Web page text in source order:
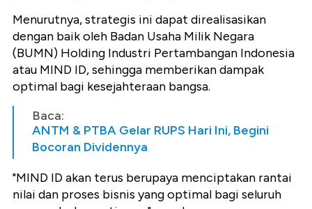
Menurutnya, strategis ini dapat direalisasikan
dengan baik oleh Badan Usaha Milik Negara
(BUMN) Holding Industri Pertambangan Indonesia
atau MIND ID, sehingga memberikan dampak
optimal bagi kesejahteraan bangsa.
Baca:
ANTM & PTBA Gelar RUPS Hari Ini, Begini
Bocoran Dividennya
"MIND ID akan terus berupaya menciptakan rantai
nilai dan proses bisnis yang optimal bagi seluruh